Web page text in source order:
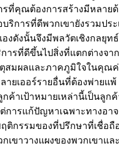
ที่คุณต้องการสร้างมีหลา
การที่ดีพวกเขายังรวมป
ดังนั้นจึงมีพลวัตเชิงกลยุ
รที่ดีขึ้นไปสิ่งที่แตกต่างจา
สมผลและภาคภูมิใจในคุ
เออร์รายอื่นที่ต้องพ่ายแพ้
าหมายเหล่านี้เป็นลูกค้า
ารแก้ปัญหาเฉพาะทางอ
กรรมของที่ปรึกษาที่เชื่อ
ขาวางแผงของพวกเขาแ